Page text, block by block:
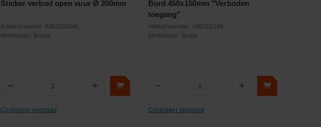
Sticker verbod open vuur Ø 200mm
Artikelnummer:WB250004L
Merknaam: Brady
− +
Controleer voorraad
Bord 450x150mm "Verboden
toegang"
Artikelnummer: WB223286
Merknaam: Brady
− +
Controleer voorraad